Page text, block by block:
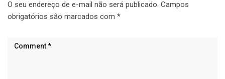
O seu endereço de e-mail não será publicado. Campos
obrigatórios são marcados com *